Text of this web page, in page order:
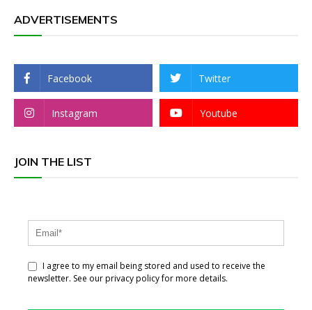
ADVERTISEMENTS
Facebook Twitter
Instagram Youtube
JOIN THE LIST
I agree to my email being stored and used to receive the
newsletter. See our privacy policy for more details.